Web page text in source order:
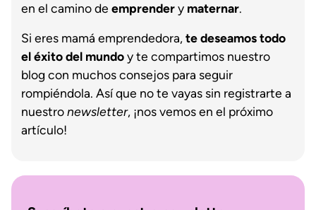
en el camino de emprenderymaternar.
Si eres mamá emprendedora,te deseamos todo
el éxito del mundoy te compartimos nuestro
blog con muchos consejos para seguir
rompiéndola. Así que no te vayas sin registrarte a
nuestronewsletter, ¡nos vemos en el próximo
artículo!